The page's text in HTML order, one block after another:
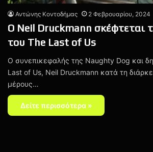
Αντώνης Κοντοδήμας 2 Φεβρουαρίου, 2024
Ο Neil Druckmann σκέφτεται
του The Last of Us
Ο συνεπικεφαλής της Naughty Dog και
Last of Us, Neil Druckmann κατά τη
μέρους…
Δείτε περισσότερα »